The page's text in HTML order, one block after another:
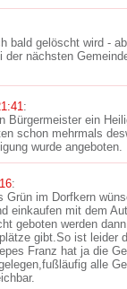
bald gelöscht wird -
nächsten
:
Bürgermeister ein
schon mehrmals
wurde angeboten.
:
Grün im Dorfkern
einkaufen mit dem
geboten werden
gibt.So ist leider
Franz hat ja die
alle